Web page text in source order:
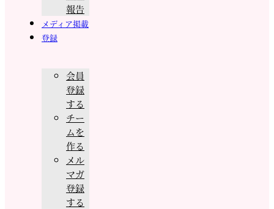
報告
メディア掲載
登録
会員
登録
する
チー
ムを
作る
メル
マガ
登録
する